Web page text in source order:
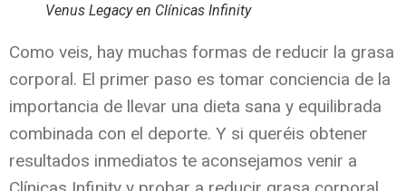
Venus Legacy en Clínicas Infinity
Como veis, hay muchas formas de reducir la grasa
corporal. El primer paso es tomar conciencia de la
importancia de llevar una dieta sana y equilibrada
combinada con el deporte. Y si queréis obtener
resultados inmediatos te aconsejamos venir a